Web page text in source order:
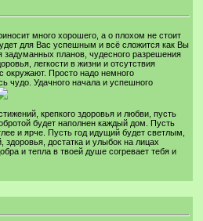
много хорошего, а о плохом не стоит
для Вас успешным и всё сложится как Вы
планов, чудесного разрешения
легкости в жизни и отсутствия
Просто надо немного
чудо. Удачного начала и успешного
крепкого здоровья и любви, пусть
будет наполнен каждый дом. Пусть
и ярче. Пусть год идущий будет светлым,
достатка и улыбок на лицах
и тепла в твоей душе согревает тебя и